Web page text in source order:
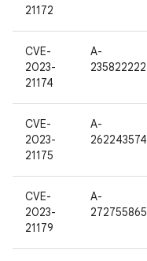
21172
CVE-
2023-
21174
A-
235822222
CVE-
2023-
21175
A-
262243574
CVE-
2023-
21179
A-
272755865